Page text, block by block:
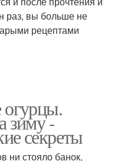
раз, вы больше не
рецептами
зиму -
секреты
ни стояло банок,